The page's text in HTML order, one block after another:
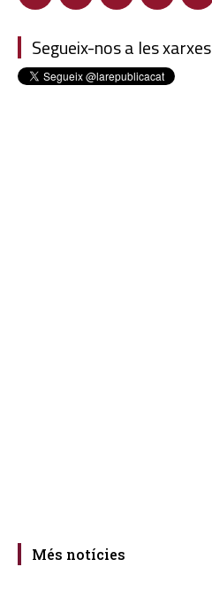
Segueix-nos a les xarxes
Més notícies